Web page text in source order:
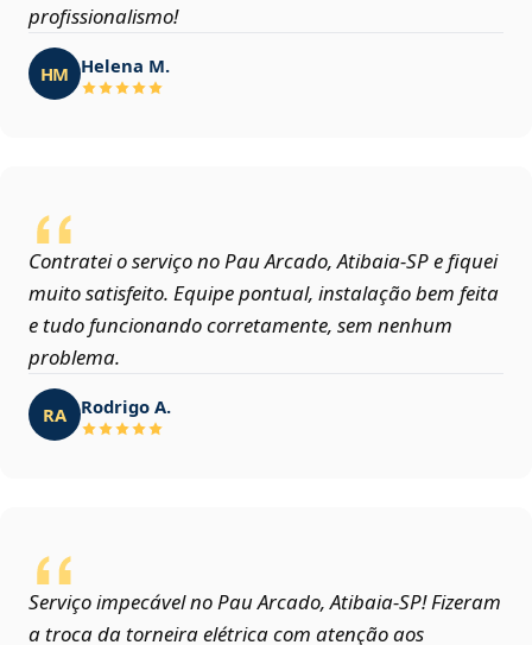
profissionalismo!
HM Helena M.
Contratei o serviço no Pau Arcado, Atibaia‑SP e fiquei
muito satisfeito. Equipe pontual, instalação bem feita
e tudo funcionando corretamente, sem nenhum
problema.
RA Rodrigo A.
Serviço impecável no Pau Arcado, Atibaia‑SP! Fizeram
a troca da torneira elétrica com atenção aos